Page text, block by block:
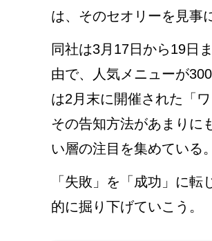
は、そのセオリーを見事
同社は3月17日から19日
由で、人気メニューが
は2月末に開催された「
その告知方法があまりに
い層の注目を集めている。
「失敗」を「成功」に
的に掘り下げていこう。